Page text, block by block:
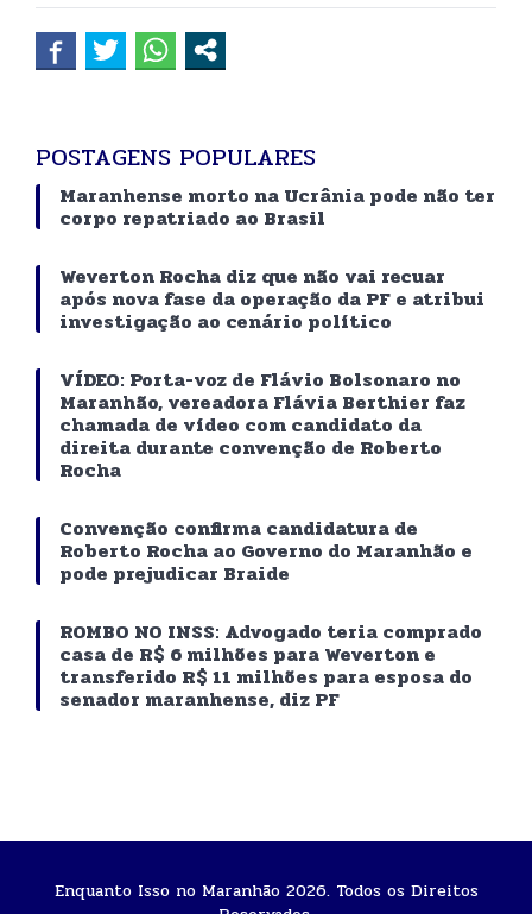
POSTAGENS POPULARES
Maranhense morto na Ucrânia pode não ter
corpo repatriado ao Brasil
Weverton Rocha diz que não vai recuar
após nova fase da operação da PF e atribui
investigação ao cenário político
VÍDEO: Porta-voz de Flávio Bolsonaro no
Maranhão, vereadora Flávia Berthier faz
chamada de vídeo com candidato da
direita durante convenção de Roberto
Rocha
Convenção confirma candidatura de
Roberto Rocha ao Governo do Maranhão e
pode prejudicar Braide
ROMBO NO INSS: Advogado teria comprado
casa de R$ 6 milhões para Weverton e
transferido R$ 11 milhões para esposa do
senador maranhense, diz PF
Enquanto Isso no Maranhão 2026. Todos os Direitos